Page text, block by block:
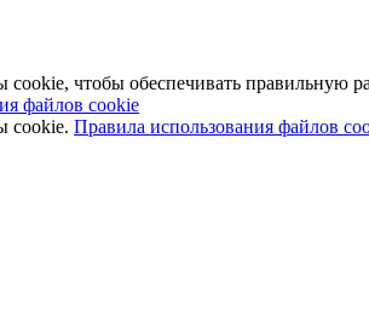
чтобы обеспечивать правильную
файлов cookie
cookie. Правила использования файлов